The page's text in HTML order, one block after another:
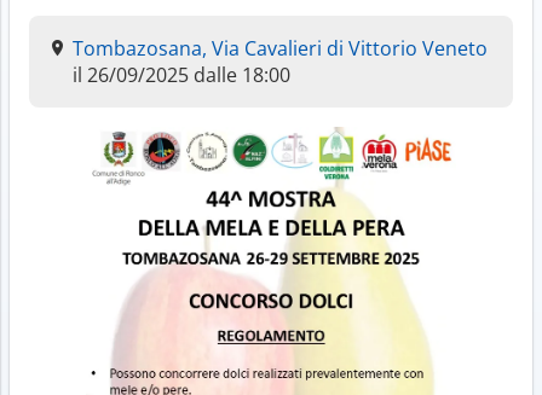
Tombazosana, Via Cavalieri di Vittorio Veneto
il 26/09/2025 dalle 18:00